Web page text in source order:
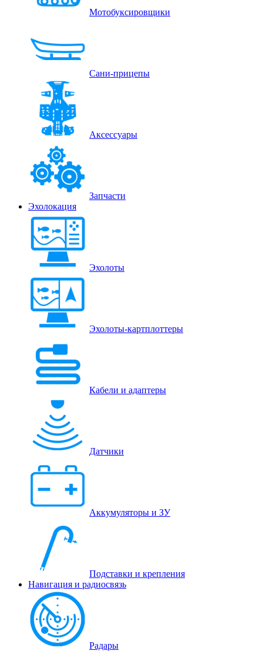
Мотобуксировщики
Сани-прицепы
Аксессуары
Запчасти
Эхолокация
Эхолоты
Эхолоты-картплоттеры
Кабели и адаптеры
Датчики
Аккумуляторы и ЗУ
Подставки и крепления
Навигация и радиосвязь
Радары